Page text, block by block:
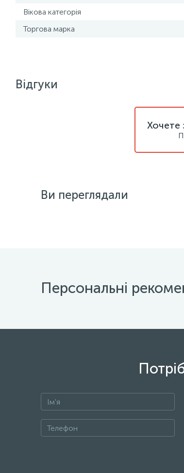
Вікова категорія
Торгова марка
Відгуки
Хочете
Ви переглядали
Персональні